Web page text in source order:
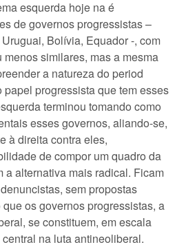
esquerda hoje na é
de governos progressistas –
Bolívia, Equador -, com
similares, mas a mesma
a natureza do period
progressista que tem esses
terminou tomando como
esses governos, aliando-se,
à direita contra eles,
de compor um quadro da
a alternativa mais radical. Ficam
sem propostas
os governos progressistas, a
se constituem, em escala
na luta antineoliberal.